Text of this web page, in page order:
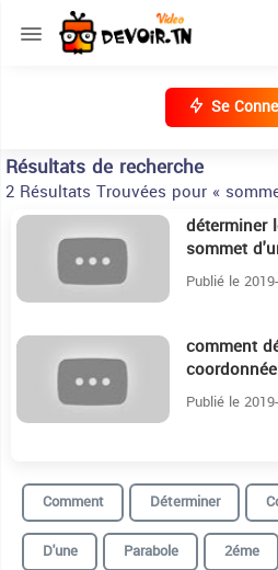
Se
Résultats de recherche
2 Résultats Trouvées pour «
déterminer
sommet
canonique
Publié le
comment
parabole
reférence
Publié le
Comment Déterminer
D'une
Parabole 2éme